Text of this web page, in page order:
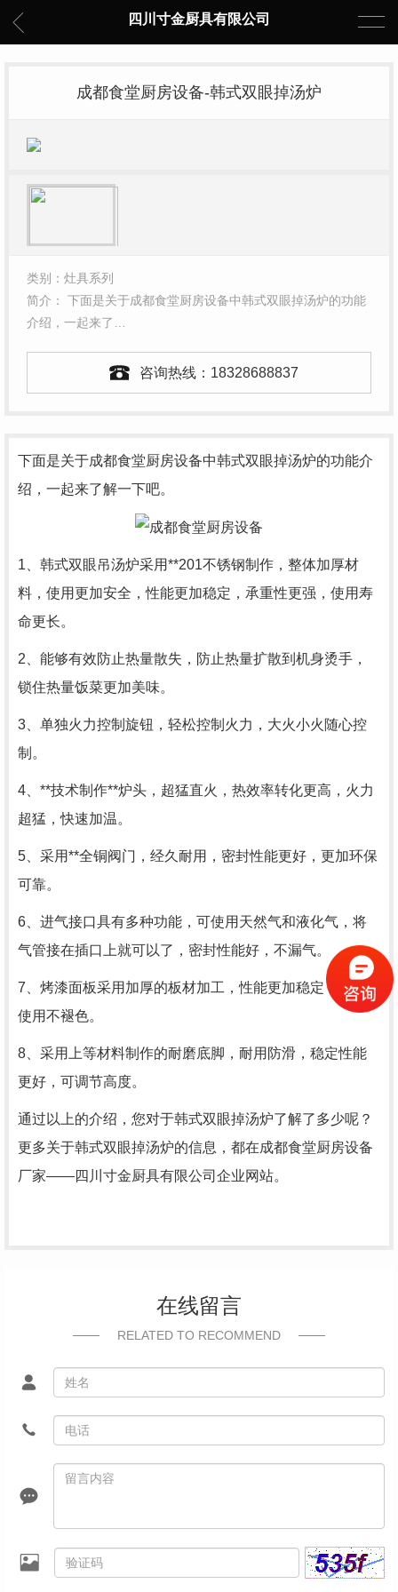
四川寸金厨具有限公司
成都食堂厨房设备-韩式双眼掉汤炉
类别：灶具系列
简介： 下面是关于成都食堂厨房设备中韩式双眼掉汤炉的功能
介绍，一起来了…
咨询热线： 18328688837
下面是关于成都食堂厨房设备中韩式双眼掉汤炉的功能介
绍，一起来了解一下吧。
1、韩式双眼吊汤炉采用**201不锈钢制作，整体加厚材
料，使用更加安全，性能更加稳定，承重性更强，使用寿
命更长。
2、能够有效防止热量散失，防止热量扩散到机身烫手，
锁住热量饭菜更加美味。
3、单独火力控制旋钮，轻松控制火力，大火小火随心控
制。
4、**技术制作**炉头，超猛直火，热效率转化更高，火力
超猛，快速加温。
5、采用**全铜阀门，经久耐用，密封性能更好，更加环保
可靠。
6、进气接口具有多种功能，可使用天然气和液化气，将
气管接在插口上就可以了，密封性能好，不漏气。
7、烤漆面板采用加厚的板材加工，性能更加稳定，长期
使用不褪色。
8、采用上等材料制作的耐磨底脚，耐用防滑，稳定性能
更好，可调节高度。
通过以上的介绍，您对于韩式双眼掉汤炉了解了多少呢？
更多关于韩式双眼掉汤炉的信息，都在成都食堂厨房设备
厂家——四川寸金厨具有限公司企业网站。
在线留言
RELATED TO RECOMMEND